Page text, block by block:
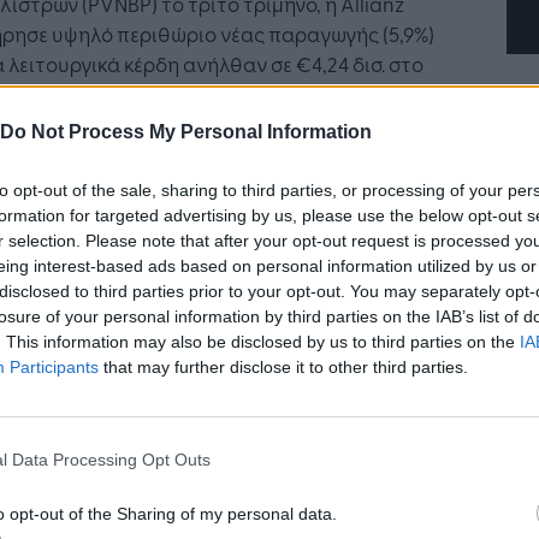
Do Not Process My Personal Information
opt-out of the sale, sharing to third parties, or processing of your
for targeted advertising by us, please use the below opt-out
selection. Please note that after your opt-out request is processed
interest-based ads based on personal information utilized by us
to third parties prior to your opt-out. You may separately
of your personal information by third parties on the IAB’s list of
This information may also be disclosed by us to third parties on the
Participants that may further disclose it to other third parties.
Data Processing Opt Outs
opt-out of the Sharing of my personal data.
υψηλό περιθώριο νέας παραγωγής (5,9%)
λειτουργικά κέρδη ανήλθαν σε €4,24 δισ. στο
(+3,8%). Ο κλάδος Διαχείρισης
Στοιχείων κατέγραψε λειτουργικά
εννεάμηνο (+5,2%).
η Allianz αναμένει λειτουργικά κέρδη
€17 δισ. για το σύνολο του έτους.
Oliver Bäte τόνισε τη σημασία της
στο brand, της αφοσίωσης των
και της κινητοποίησης των εργαζομένων,
CFO Claire-Marie Coste-Lepoutre υπογράμμισε
και την εμπιστοσύνη στην επίτευξη